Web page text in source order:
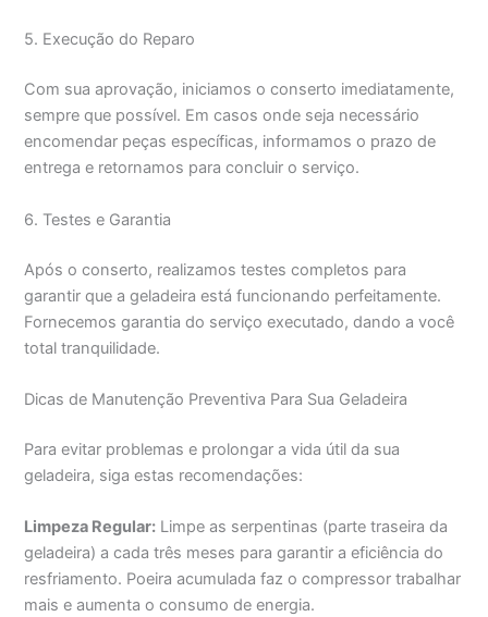
5. Execução do Reparo
Com sua aprovação, iniciamos o conserto imediatamente,
sempre que possível. Em casos onde seja necessário
encomendar peças específicas, informamos o prazo de
entrega e retornamos para concluir o serviço.
6. Testes e Garantia
Após o conserto, realizamos testes completos para
garantir que a geladeira está funcionando perfeitamente.
Fornecemos garantia do serviço executado, dando a você
total tranquilidade.
Dicas de Manutenção Preventiva Para Sua Geladeira
Para evitar problemas e prolongar a vida útil da sua
geladeira, siga estas recomendações:
Limpeza Regular: Limpe as serpentinas (parte traseira da
geladeira) a cada três meses para garantir a eficiência do
resfriamento. Poeira acumulada faz o compressor trabalhar
mais e aumenta o consumo de energia.